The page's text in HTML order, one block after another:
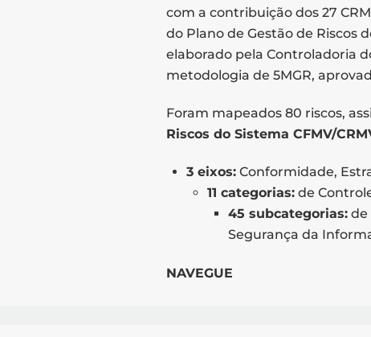
com a contribuição dos 27
do Plano de Gestão de Riscos
elaborado pela Controladoria
metodologia de 5MGR,
Foram mapeados 80 riscos,
Riscos do Sistema CFMV/
3 eixos: Conformidade,
11 categorias:de
45 subcategorias:de
Segurança da
NAVEGUE